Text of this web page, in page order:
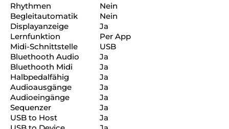
Rhythmen
Nein
Begleitautomatik
Nein
Displayanzeige
Ja
Lernfunktion
Per App
Midi-Schnittstelle
USB
Bluethooth Audio
Ja
Bluethooth Midi
Ja
Halbpedalfähig
Ja
Audioausgänge
Ja
Audioeingänge
Ja
Sequenzer
Ja
USB to Host
Ja